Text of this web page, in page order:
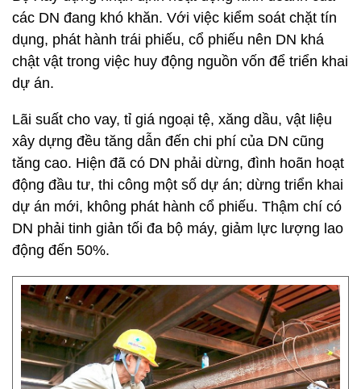
các DN đang khó khăn. Với việc kiểm soát chặt tín
dụng, phát hành trái phiếu, cổ phiếu nên DN khá
chật vật trong việc huy động nguồn vốn để triển khai
dự án.
Lãi suất cho vay, tỉ giá ngoại tệ, xăng dầu, vật liệu
xây dựng đều tăng dẫn đến chi phí của DN cũng
tăng cao. Hiện đã có DN phải dừng, đình hoãn hoạt
động đầu tư, thi công một số dự án; dừng triển khai
dự án mới, không phát hành cổ phiếu. Thậm chí có
DN phải tinh giản tối đa bộ máy, giảm lực lượng lao
động đến 50%.